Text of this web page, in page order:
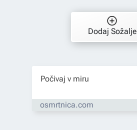
Dodaj Sožalje
Počivaj v miru
osmrtnica.com